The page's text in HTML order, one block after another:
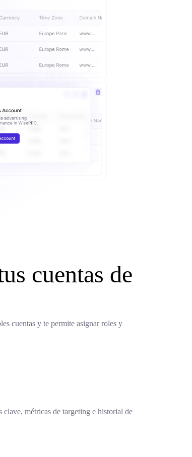
cuentas de
cuentas y te permite asignar roles y
clave, métricas de targeting e historial de